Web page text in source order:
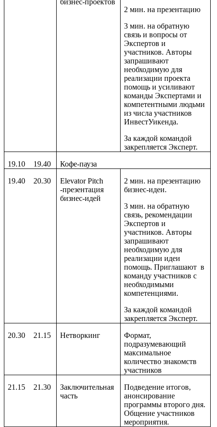
бизнес-проектов
2 мин. на презентацию
3 мин. на обратную
связь и вопросы от
Экспертов и
участников. Авторы
запрашивают
необходимую для
реализации проекта
помощь и усиливают
команды Экспертами и
компетентными людьми
из числа участников
ИнвестУикенда.
За каждой командой
закрепляется Эксперт.
19.10 19.40 Кофе-пауза
19.40 20.30 ElevatorPitch
-презентация
бизнес-идей
2 мин. на презентацию
бизнес-идеи.
3 мин. на обратную
связь, рекомендации
Экспертов и
участников. Авторы
запрашивают
необходимую для
реализации идеи
помощь. Приглашают в
команду участников с
необходимыми
компетенциями.
За каждой командой
закрепляется Эксперт.
20.30 21 .15 Нетворкинг
Формат,
подразумевающий
максимальное
количество знакомств
участников
21.15 21.30
Заключительная
часть
Подведение итогов,
анонсирование
программы второго дня.
Общение участников
мероприятия.